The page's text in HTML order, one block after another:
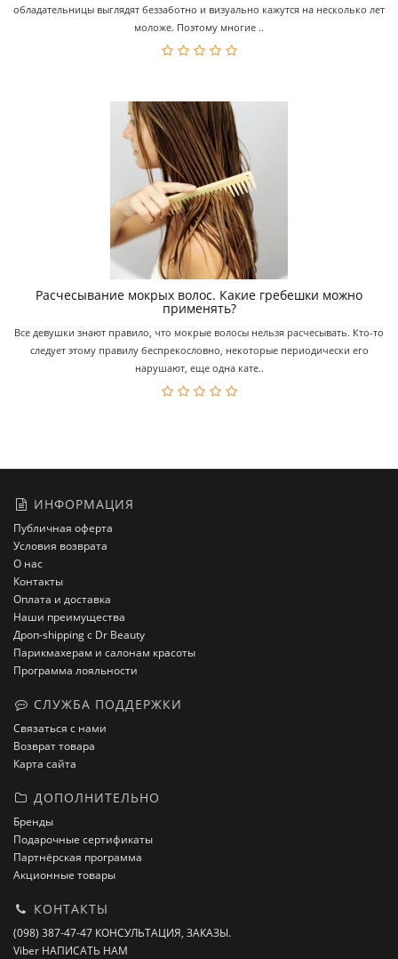
обладательницы выглядят беззаботно и визуально кажутся на несколько лет
моложе. Поэтому многие ..
Расчесывание мокрых волос. Какие гребешки можно
применять?
Все девушки знают правило, что мокрые волосы нельзя расчесывать. Кто-то
следует этому правилу беспрекословно, некоторые периодически его
нарушают, еще одна кате..
ИНФОРМАЦИЯ
Публичная оферта
Условия возврата
О нас
Контакты
Оплата и доставка
Наши преимущества
Дроп-shipping с Dr Beauty
Парикмахерам и салонам красоты
Программа лояльности
СЛУЖБА ПОДДЕРЖКИ
Связаться с нами
Возврат товара
Карта сайта
ДОПОЛНИТЕЛЬНО
Бренды
Подарочные сертификаты
Партнёрская программа
Акционные товары
КОНТАКТЫ
(098) 387-47-47 КОНСУЛЬТАЦИЯ, ЗАКАЗЫ.
Viber НАПИСАТЬ НАМ